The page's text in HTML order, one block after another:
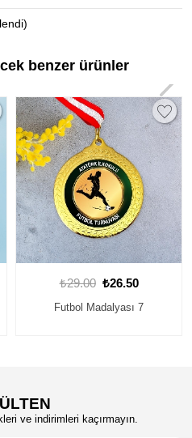
benzer ürünler
₺29.00 ₺26.50
Futbol Madalyası 16
ve indirimleri kaçırmayın.